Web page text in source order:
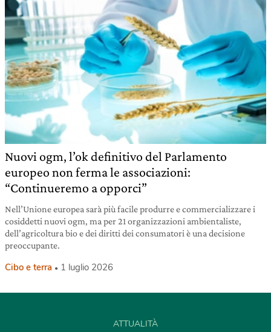
Nuovi ogm, l’ok definitivo del Parlamento
europeo non ferma le associazioni:
“Continueremo a opporci”
Nell’Unione europea sarà più facile produrre e commercializzare i
cosiddetti nuovi ogm, ma per 21 organizzazioni ambientaliste,
dell’agricoltura bio e dei diritti dei consumatori è una decisione
preoccupante.
Cibo e terra 1 luglio 2026
ATTUALITÀ